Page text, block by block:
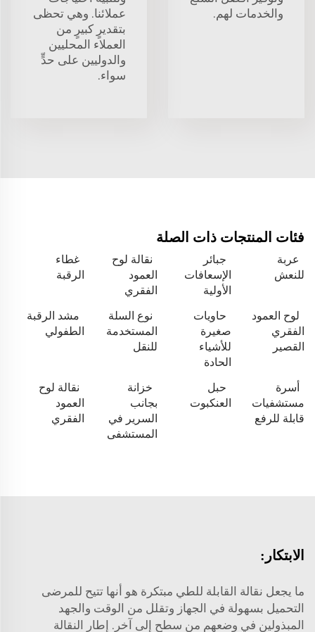
والخدمات لهم.
عملائنا. وهي تحظى
بتقديرٍ كبيرٍ من
العملاء المحليين
والدوليين على حدٍّ
سواء.
فئات المنتجات ذات الصلة
عربة
للنعش
جبائر
الإسعافات
الأولية
نقالة لوح
العمود
الفقري
غطاء
الرقبة
لوح العمود
الفقري
القصير
حاويات
صغيرة
للأشياء
الحادة
نوع السلة
المستخدمة
للنقل
مشد الرقبة
الطفولي
أسرة
مستشفيات
قابلة للرفع
حبل
العنكبوت
خزانة
بجانب
السرير في
المستشفى
نقالة لوح
العمود
الفقري
الابتكار:
ما يجعل نقالة القابلة للطي مبتكرة هو أنها تتيح للمرضى
التحميل بسهولة في الجهاز وتقلل من الوقت والجهد
المبذولين في وضعهم من سطح إلى آخر. إطار النقالة